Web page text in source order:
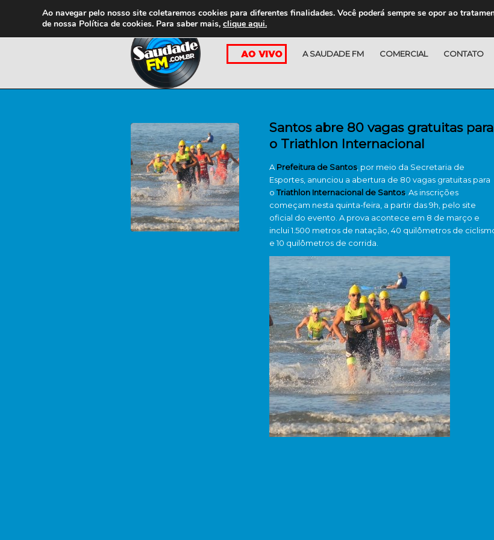
A SAUDADE FM COMERCIAL CONTATO
Santos abre 80 vagas gratuitas para
o Triathlon Internacional
A Prefeitura de Santos, por meio da Secretaria de
Esportes, anunciou a abertura de 80 vagas gratuitas para
oTriathlon Internacional de Santos. As inscrições
começam nesta quinta-feira, a partir das 9h, pelo site
oficial do evento. A prova acontece em 8 de março e
inclui 1.500 metros de natação, 40 quilômetros de
e 10 quilômetros de corrida.
Ao navegar pelo nosso site coletaremos cookies para diferentes finalidades. Você poderá sempre se opor ao
de nossa Política de cookies. Para saber mais, clique aqui.